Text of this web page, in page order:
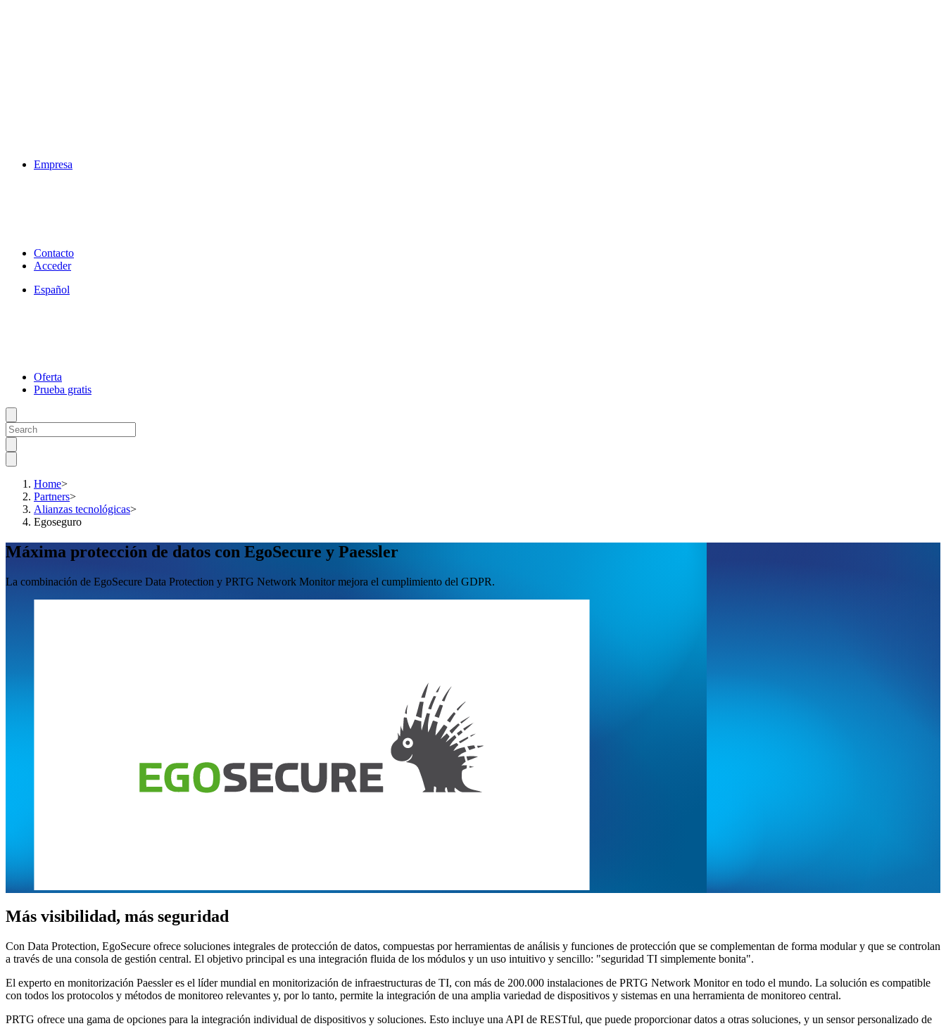
Empresa
Contacto
Acceder
Español
Oferta
Prueba gratis
Home>
Partners>
Alianzas tecnológicas>
Egoseguro
Máxima protección de datos con EgoSecure y Paessler
La combinación de EgoSecure Data Protection y PRTG Network Monitor mejora el cumplimiento del GDPR.
Más visibilidad, más seguridad
Con Data Protection, EgoSecure ofrece soluciones integrales de protección de datos, compuestas por herramientas de análisis y funciones de protección que se complementan de forma modular y que se controlan
a través de una consola de gestión central. El objetivo principal es una integración fluida de los módulos y un uso intuitivo y sencillo: "seguridad TI simplemente bonita".
El experto en monitorización Paessler es el líder mundial en monitorización de infraestructuras de TI, con más de 200.000 instalaciones de PRTG Network Monitor en todo el mundo. La solución es compatible
con todos los protocolos y métodos de monitoreo relevantes y, por lo tanto, permite la integración de una amplia variedad de dispositivos y sistemas en una herramienta de monitoreo central.
PRTG ofrece una gama de opciones para la integración individual de dispositivos y soluciones. Esto incluye una API de RESTful, que puede proporcionar datos a otras soluciones, y un sensor personalizado de